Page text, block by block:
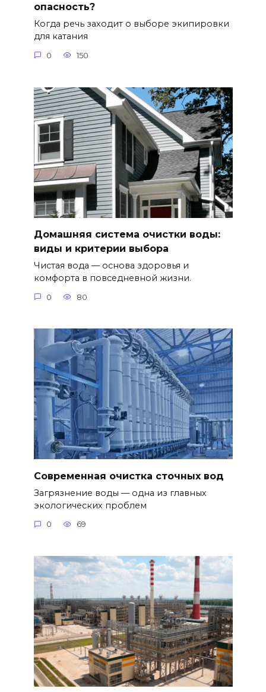
опасность?
Когда речь заходит о выборе экипировки
для катания
0 150
Домашняя система очистки воды:
виды и критерии выбора
Чистая вода — основа здоровья и
комфорта в повседневной жизни.
0 80
Современная очистка сточных вод
Загрязнение воды — одна из главных
экологических проблем
0 69